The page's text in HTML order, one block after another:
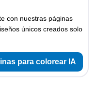
con nuestras páginas
únicos creados solo
para colorear IA